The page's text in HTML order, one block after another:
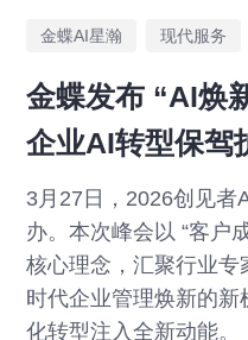
金蝶AI星瀚 现代服务
金蝶发布 “AI焕
企业AI转型保驾
3月27日，2026创见者
办。本次峰会以 “客户
核心理念，汇聚行业
时代企业管理焕新的
化转型注入全新动能。